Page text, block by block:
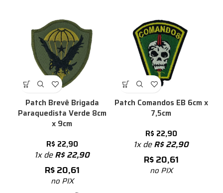
Patch Brevê Brigada
Paraquedista Verde 8cm
x 9cm
R$ 22,90
1x deR$22,90
R$20,61
no PIX
Patch Comandos EB 6cm x
7,5cm
R$ 22,90
1x deR$22,90
R$20,61
no PIX